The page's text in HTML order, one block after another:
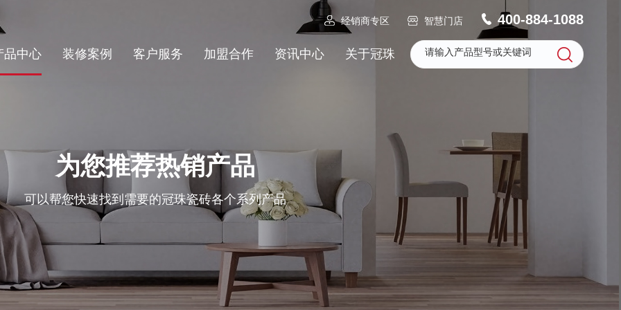
经销商专区 智慧门店 400-884-1088
品中心 装修案例 客户服务 加盟合作 资讯中心 关于冠珠
为您推荐热销产品
可以帮您快速找到需要的冠珠瓷砖各个系列产品